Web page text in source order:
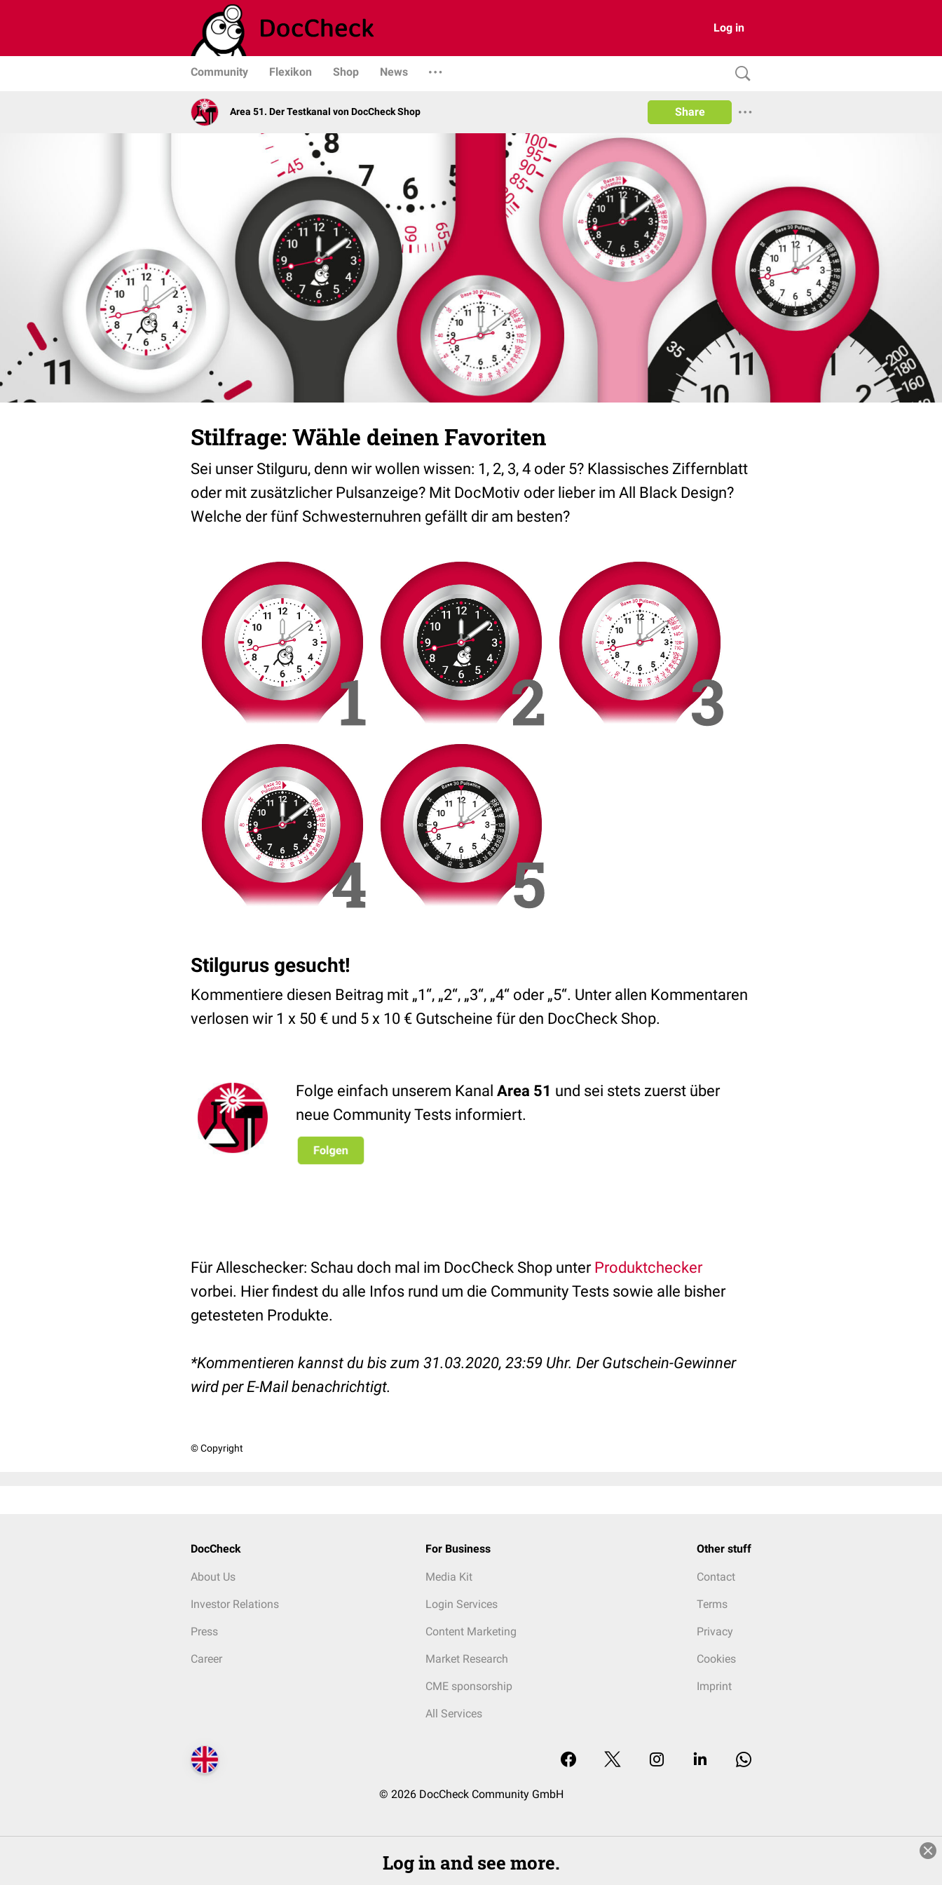
Log in
Community Flexikon Shop News
Area 51. Der Testkanal von DocCheck Shop Share
Stilfrage: Wähle deinen Favoriten
Sei unser Stilguru, denn wir wollen wissen: 1, 2, 3, 4 oder 5? Klassisches Ziffernblatt
oder mit zusätzlicher Pulsanzeige? Mit DocMotiv oder lieber im All Black Design?
Welche der fünf Schwesternuhren gefällt dir am besten?
Stilgurus gesucht!
Kommentiere diesen Beitrag mit „1“, „2“, „3“, „4“ oder „5“. Unter allen Kommentaren
verlosen wir 1 x 50 € und 5 x 10 € Gutscheine für den DocCheck Shop.
Folge einfach unserem Kanal Area 51 und sei stets zuerst über
neue Community Tests informiert.
Für Alleschecker: Schau doch mal im DocCheck Shop unter Produktchecker
vorbei. Hier findest du alle Infos rund um die Community Tests sowie alle bisher
getesteten Produkte.
*Kommentieren kannst du bis zum 31.03.2020, 23:59 Uhr. Der Gutschein-Gewinner
wird per E-Mail benachrichtigt.
© Copyright
DocCheck
About Us
Investor Relations
Press
Career
For Business
Media Kit
Login Services
Content Marketing
Market Research
CME sponsorship
All Services
Other stuff
Contact
Terms
Privacy
Cookies
Imprint
© 2026 DocCheck Community GmbH
Log in and see more.